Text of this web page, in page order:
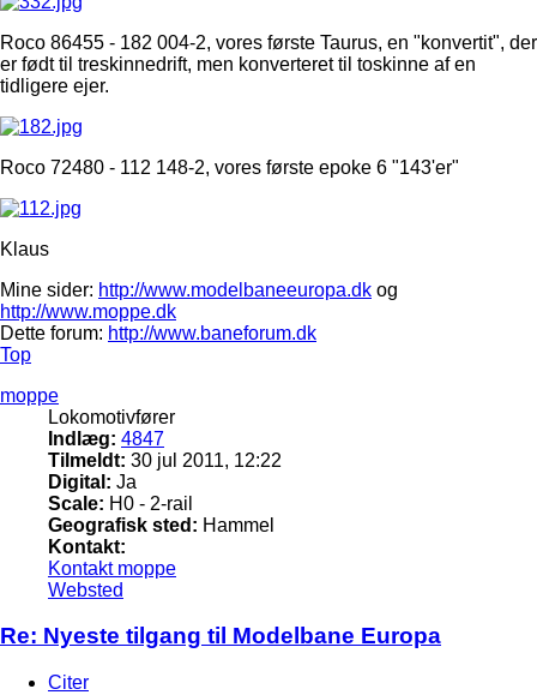
Roco 86455 - 182 004-2, vores første Taurus, en "konvertit", der
er født til treskinnedrift, men konverteret til toskinne af en
tidligere ejer.
Roco 72480 - 112 148-2, vores første epoke 6 "143'er"
Klaus
Mine sider: http://www.modelbaneeuropa.dk og
http://www.moppe.dk
Dette forum: http://www.baneforum.dk
Top
moppe
Lokomotivfører
Indlæg: 4847
Tilmeldt: 30 jul 2011, 12:22
Digital: Ja
Scale: H0 - 2-rail
Geografisk sted: Hammel
Kontakt:
Kontakt moppe
Websted
Re: Nyeste tilgang til Modelbane Europa
Citer